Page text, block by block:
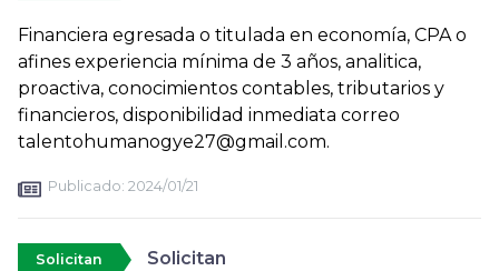
Financiera egresada o titulada en economía, CPA o
afines experiencia mínima de 3 años, analitica,
proactiva, conocimientos contables, tributarios y
financieros, disponibilidad inmediata correo
talentohumanogye27@gmail.com.
Publicado: 2024/01/21
Solicitan Solicitan